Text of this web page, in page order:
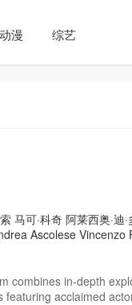
动漫 综艺
马可·科奇 阿莱西奥·迪
Ascolese Vincenzo
combines in-depth
acclaimed